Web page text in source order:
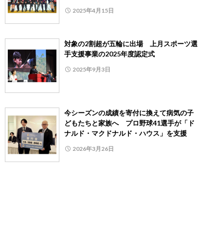
2025年4月15日
対象の2割超が五輪に出場 上月スポーツ選
手支援事業の2025年度認定式
2025年9月3日
今シーズンの成績を寄付に換えて病気の子
どもたちと家族へ プロ野球41選手が「ド
ナルド・マクドナルド・ハウス」を支援
2026年3月26日